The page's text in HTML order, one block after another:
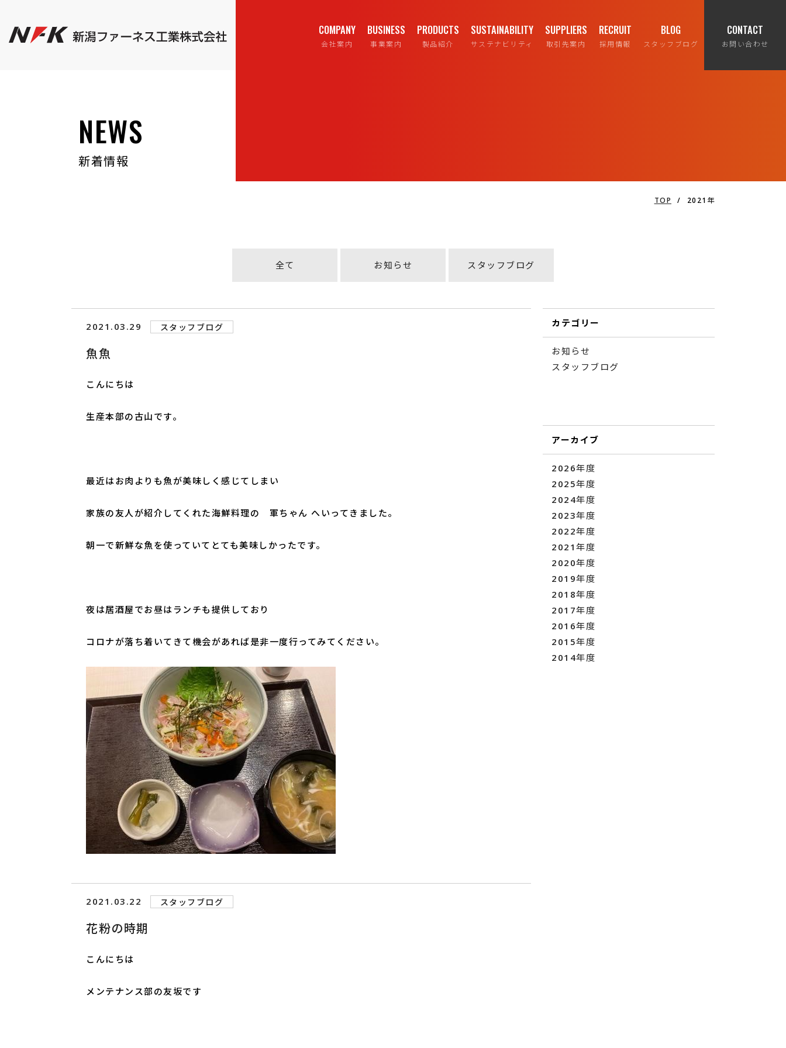
COMPANY
会社案内
BUSINESS
事業案内
PRODUCTS
製品紹介
SUSTAINABILITY
サステナビリティ
SUPPLIERS
取引先案内
RECRUIT
採用情報
BLOG
スタッフブログ
CONTACT
お問い合わせ
NEWS
新着情報
TOP / 2021年
全て お知らせ スタッフブログ
2021.03.29 スタッフブログ
魚魚
こんにちは
生産本部の古山です。
最近はお肉よりも魚が美味しく感じてしまい
家族の友人が紹介してくれた海鮮料理の 軍ちゃん へいってきました。
朝一で新鮮な魚を使っていてとても美味しかったです。
夜は居酒屋でお昼はランチも提供しており
コロナが落ち着いてきて機会があれば是非一度行ってみてください。
2021.03.22 スタッフブログ
花粉の時期
こんにちは
メンテナンス部の友坂です
カテゴリー
お知らせ
スタッフブログ
アーカイブ
2026年度
2025年度
2024年度
2023年度
2022年度
2021年度
2020年度
2019年度
2018年度
2017年度
2016年度
2015年度
2014年度